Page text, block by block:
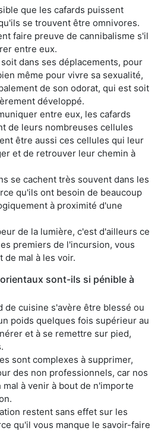
que les cafards puissent
se trouvent être omnivores.
faire preuve de cannibalisme s'il
entre eux.
dans ses déplacements, pour
même pour vivre sa sexualité,
de son odorat, qui est soit
développé.
entre eux, les cafards
de leurs nombreuses cellules
être aussi ces cellules qui leur
et de retrouver leur chemin à
se cachent très souvent dans les
qu'ils ont besoin de beaucoup
à proximité d'une
de la lumière, c'est d'ailleurs ce
premiers de l'incursion, vous
de mal à les voir.
sont-ils si pénible à
de cuisine s'avère être blessé ou
poids quelques fois supérieur au
et à se remettre sur pied,
sont complexes à supprimer,
des non professionnels, car nos
à venir à bout de n'importe
restent sans effet sur les
qu'il vous manque le savoir-faire